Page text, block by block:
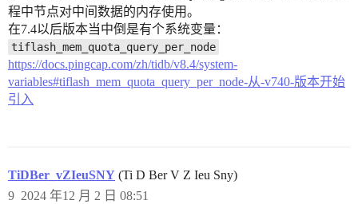
程中节点对中间数据的内存使用。
在7.4以后版本当中倒是有个系统变量：
tiflash_mem_quota_query_per_node
https://docs.pingcap.com/zh/tidb/v8.4/system-
variables#tiflash_mem_quota_query_per_node-从-v740-版本开始
引入
TiDBer_vZIeuSNY (Ti D Ber V Z Ieu Sny)
2024 年12 月 2 日 08:51
9